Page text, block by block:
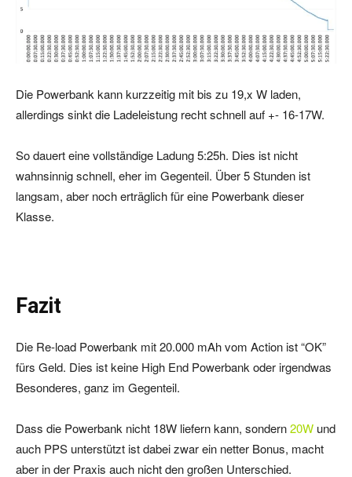
Die Powerbank kann kurzzeitig mit bis zu 19,x W laden,
allerdings sinkt die Ladeleistung recht schnell auf +- 16-17W.
So dauert eine vollständige Ladung 5:25h. Dies ist nicht
wahnsinnig schnell, eher im Gegenteil. Über 5 Stunden ist
langsam, aber noch erträglich für eine Powerbank dieser
Klasse.
Fazit
Die Re-load Powerbank mit 20.000 mAh vom Action ist “OK”
fürs Geld. Dies ist keine High End Powerbank oder irgendwas
Besonderes, ganz im Gegenteil.
Dass die Powerbank nicht 18W liefern kann, sondern20W und
auch PPS unterstützt ist dabei zwar ein netter Bonus, macht
aber in der Praxis auch nicht den großen Unterschied.